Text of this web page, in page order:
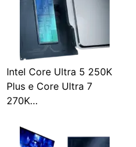
Intel Core Ultra 5 250K
Plus e Core Ultra 7
270K…